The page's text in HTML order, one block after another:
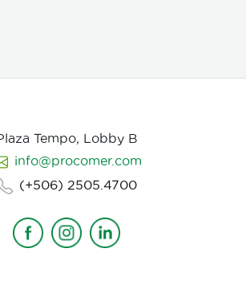
Worldwide shipping with
options Partner with us for
Rican coffee—customized for your
with quality and authenticity.
Tempo, Lobby B
info@procomer.com
(+506) 2505.4700